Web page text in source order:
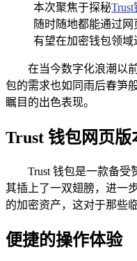
本次聚焦于探秘Trust
随时随地都能通过
有望在加密钱包领域
在当今数字化浪潮以
包的需求也如同雨后春笋
瞩目的出色表现。
Trust 钱包网页版
Trust 钱包是一款备
其插上了一双翅膀，进一
的加密资产，这对于那些
便捷的操作体验